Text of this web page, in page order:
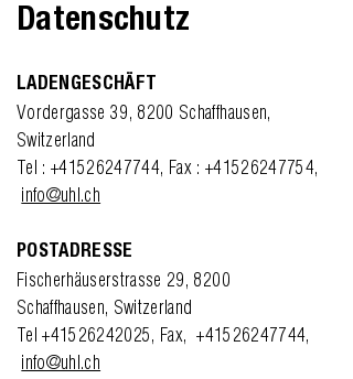
Datenschutz
LADENGESCHÄFT
Vordergasse 39, 8200 Schaffhausen,
Switzerland
Tel :+41526247744, Fax : +41526247754,
info@uhl.ch
POSTADRESSE
Fischerhäuserstrasse 29, 8200
Schaffhausen, Switzerland
Tel+41526242025, Fax,+41526247744,
info@uhl.ch